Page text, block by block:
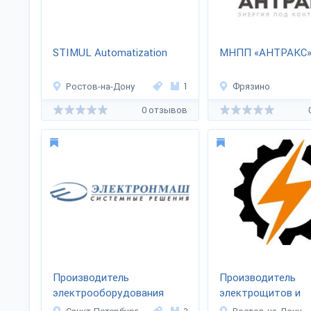
STIMUL Automatization
Ростов-на-Дону 1
0 отзывов
МНПП «АНТРАКС»
Фрязино
Производитель
электрооборудования
«Электронмаш»
Производитель
электрощитов и
подстанций ООО